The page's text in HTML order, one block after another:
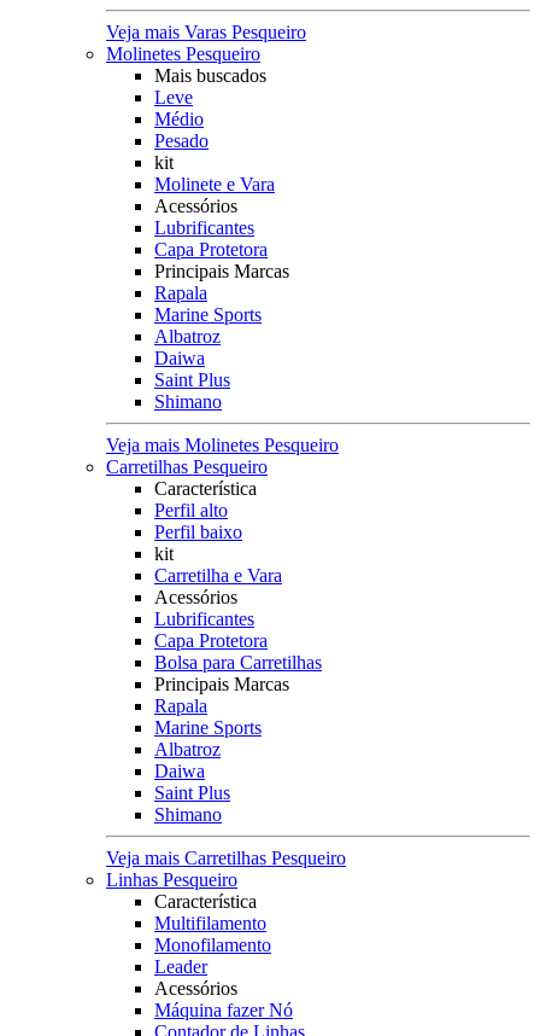
Veja mais Varas Pesqueiro
Molinetes Pesqueiro
Mais buscados
Leve
Médio
Pesado
kit
Molinete e Vara
Acessórios
Lubrificantes
Capa Protetora
Principais Marcas
Rapala
Marine Sports
Albatroz
Daiwa
Saint Plus
Shimano
Veja mais Molinetes Pesqueiro
Carretilhas Pesqueiro
Característica
Perfil alto
Perfil baixo
kit
Carretilha e Vara
Acessórios
Lubrificantes
Capa Protetora
Bolsa para Carretilhas
Principais Marcas
Rapala
Marine Sports
Albatroz
Daiwa
Saint Plus
Shimano
Veja mais Carretilhas Pesqueiro
Linhas Pesqueiro
Característica
Multifilamento
Monofilamento
Leader
Acessórios
Máquina fazer Nó
Contador de Linhas